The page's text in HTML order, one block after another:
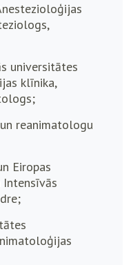
universitātes
klīnika,
reanimatologu
Eiropas